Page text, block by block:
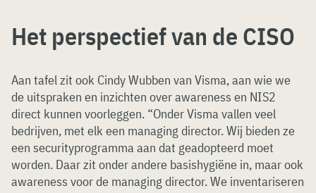
Het perspectief van de CISO
Aan tafel zit ook Cindy Wubben van Visma, aan wie we
de uitspraken en inzichten over awareness en NIS2
direct kunnen voorleggen. “Onder Visma vallen veel
bedrijven, met elk een managing director. Wij bieden ze
een securityprogramma aan dat geadopteerd moet
worden. Daar zit onder andere basishygiëne in, maar ook
awareness voor de managing director. We inventariseren